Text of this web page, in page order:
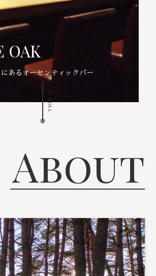
OAK
あるオーセンティックバー
Scroll
About